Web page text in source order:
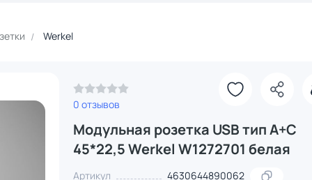
Werkel
0 отзывов
Модульная розетка USB тип A+C
45*22,5 Werkel W1272701 белая
Артикул 4630644890062